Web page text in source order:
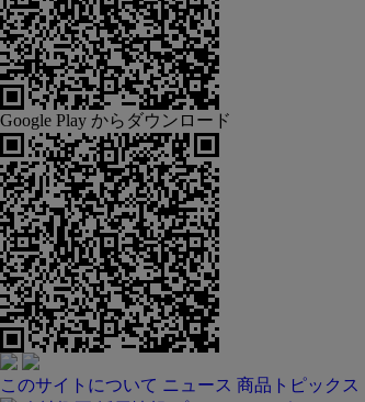
Google Play からダウンロード
このサイトについて ニュース 商品トピックス